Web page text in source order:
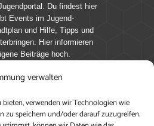
verwalten
verwenden wir Technologien wie
zu speichern und/oder darauf zuzugreifen.
Du findest hier
Events im Jugend-
und Hilfe, Tipps und
Hier informieren
Beiträge hoch.
wie dir. Sammel
deine Perspektive und